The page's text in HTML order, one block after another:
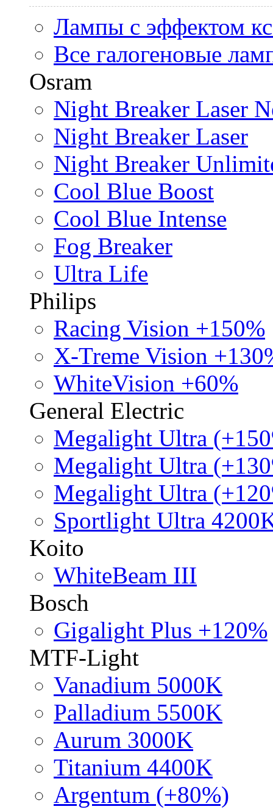
Лампы с эффектом
Все галогеновые
Osram
Night Breaker Laser
Night Breaker Laser
Night Breaker
Cool Blue Boost
Cool Blue Intense
Fog Breaker
Ultra Life
Philips
Racing Vision +150%
X-Treme Vision
WhiteVision +60%
General Electric
Megalight Ultra
Megalight Ultra
Megalight Ultra
Sportlight Ultra
Koito
WhiteBeam III
Bosch
Gigalight Plus +120%
MTF-Light
Vanadium 5000K
Palladium 5500K
Aurum 3000K
Titanium 4400K
Argentum (+80%)